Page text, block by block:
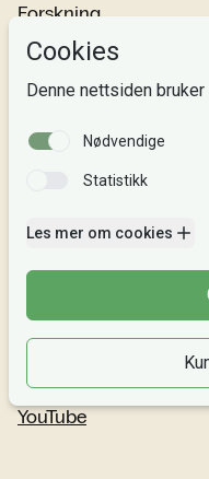
Forskning
Om oss
Si fra!
Følg oss
TikTok
LinkedIn
YouTube